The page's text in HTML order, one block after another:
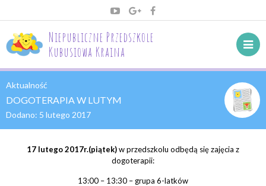
Niepubliczne Przedszkole
Kubusiowa Kraina
Aktualność
DOGOTERAPIA W LUTYM
Dodano: 5 lutego 2017
17 lutego 2017r.(piątek)w przedszkolu odbędą się zajęcia z
dogoterapii:
13:00 – 13:30 – grupa 6-latków